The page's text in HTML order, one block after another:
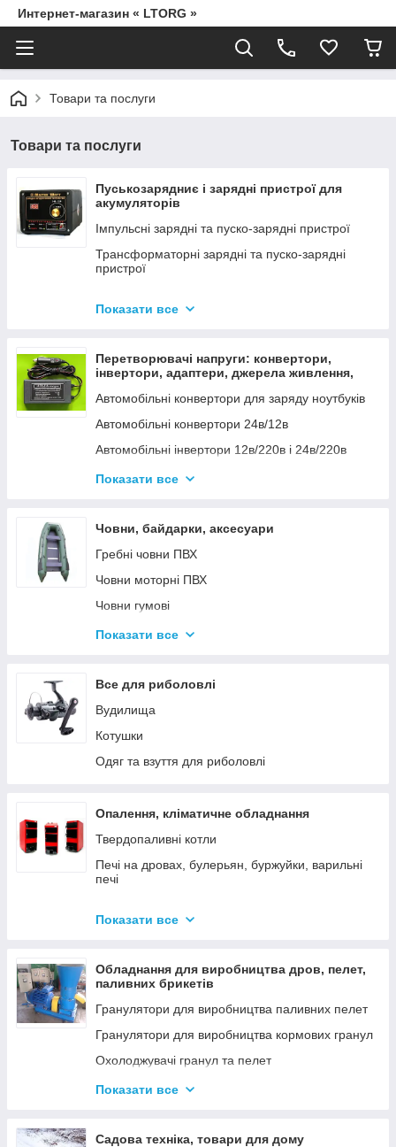
Интернет-магазин « LTORG »
Товари та послуги
Товари та послуги
Пуськозарядниє і зарядні пристрої для
акумуляторів
Імпульсні зарядні та пуско-зарядні пристрої
Трансформаторні зарядні та пуско-зарядні
пристрої
Показати все
Перетворювачі напруги: конвертори,
інвертори, адаптери, джерела живлення,
Автомобільні конвертори для заряду ноутбуків
Автомобільні конвертори 24в/12в
Автомобільні інвертори 12в/220в і 24в/220в
Вольтметры
Показати все
Човни, байдарки, аксесуари
Гребні човни ПВХ
Човни моторні ПВХ
Човни гумові
Надувні байдарки
Тюбінг
Страхувальні жилети
Човники ΩMega
Лодки Grif boat
Показати все
Все для риболовлі
Вудилища
Котушки
Одяг та взуття для риболовлі
Опалення, кліматичне обладнання
Твердопаливні котли
Печі на дровах, булерьян, буржуйки, варильні
печі
Котли електричні
Газові котли
Аксесуари для твердопаливних котлів
Показати все
Обладнання для виробництва дров, пелет,
паливних брикетів
Гранулятори для виробництва паливних пелет
Гранулятори для виробництва кормових гранул
Охолоджувачі гранул та пелет
Подрібнювачі
Дровоколи
Показати все
Садова техніка, товари для дому